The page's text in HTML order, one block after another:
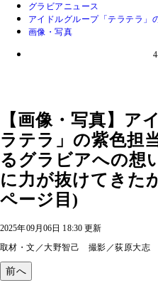
グラビアニュース
アイドルグループ「テラテラ」
画像・写真
【画像・写真】ア
ラテラ」の紫色担
るグラビアへの想
に力が抜けてきた
ページ目)
2025年09月06日 18:30 更新
取材・文／大野智己 撮影／荻原大志
前へ